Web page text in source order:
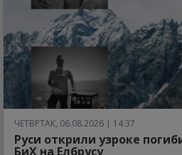
ЧЕТВРТАК, 06.08.2026 | 14:37
Руси открили узроке
БиХ на Елбрусу